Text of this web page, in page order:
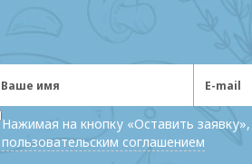
Нажимая на кнопку «Оставить
пользовательским соглашением